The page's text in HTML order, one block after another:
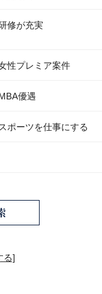
修が充実
性プレミア案件
優遇
スポーツを仕事にする
る]